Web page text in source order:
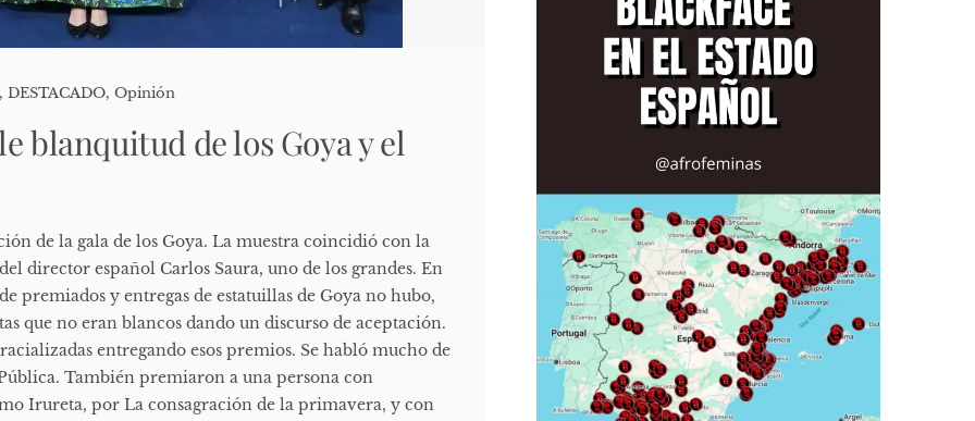
,DESTACADO,Opinión
blanquitud de los Goya y el
de la gala de los Goya. La muestra coincidió con la
director español Carlos Saura, uno de los grandes. En
premiados y entregas de estatuillas de Goya no hubo,
que no eran blancos dando un discurso de aceptación.
entregando esos premios. Se habló mucho de
También premiaron a una persona con
Irureta, por La consagración de la primavera, y con